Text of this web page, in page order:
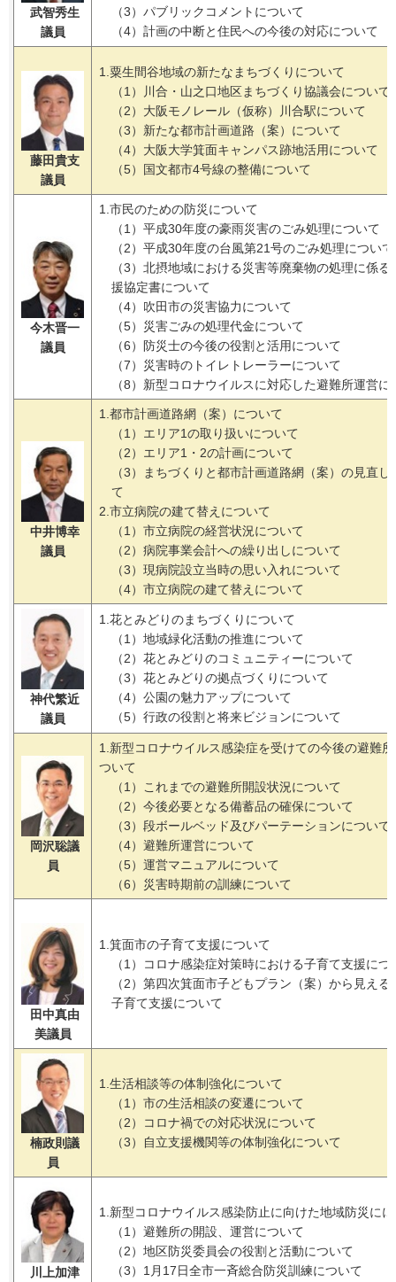
武智秀生
議員
（3）パブリックコメントについて
（4）計画の中断と住民への今後の対応について
藤田貴支
議員
1.粟生間谷地域の新たなまちづくりについて
（1）川合・山之口地区まちづくり協議会について
（2）大阪モノレール（仮称）川合駅について
（3）新たな都市計画道路（案）について
（4）大阪大学箕面キャンパス跡地活用について
（5）国文都市4号線の整備について
今木晋一
議員
1.市民のための防災について
（1）平成30年度の豪雨災害のごみ処理について
（2）平成30年度の台風第21号のごみ処理について
（3）北摂地域における災害等廃棄物の処理に係る
援協定書について
（4）吹田市の災害協力について
（5）災害ごみの処理代金について
（6）防災士の今後の役割と活用について
（7）災害時のトイレトレーラーについて
（8）新型コロナウイルスに対応した避難所運営に
中井博幸
議員
1.都市計画道路網（案）について
（1）エリア1の取り扱いについて
（2）エリア1・2の計画について
（3）まちづくりと都市計画道路網（案）の見直し
て
2.市立病院の建て替えについて
（1）市立病院の経営状況について
（2）病院事業会計への繰り出しについて
（3）現病院設立当時の思い入れについて
（4）市立病院の建て替えについて
神代繁近
議員
1.花とみどりのまちづくりについて
（1）地域緑化活動の推進について
（2）花とみどりのコミュニティーについて
（3）花とみどりの拠点づくりについて
（4）公園の魅力アップについて
（5）行政の役割と将来ビジョンについて
岡沢聡議
員
1.新型コロナウイルス感染症を受けての今後の避難
ついて
（1）これまでの避難所開設状況について
（2）今後必要となる備蓄品の確保について
（3）段ボールベッド及びパーテーションについて
（4）避難所運営について
（5）運営マニュアルについて
（6）災害時期前の訓練について
田中真由
美議員
1.箕面市の子育て支援について
（1）コロナ感染症対策時における子育て支援につ
（2）第四次箕面市子どもプラン（案）から見える
子育て支援について
楠政則議
員
1.生活相談等の体制強化について
（1）市の生活相談の変遷について
（2）コロナ禍での対応状況について
（3）自立支援機関等の体制強化について
川上加津
1.新型コロナウイルス感染防止に向けた地域防災に
（1）避難所の開設、運営について
（2）地区防災委員会の役割と活動について
（3）1月17日全市一斉総合防災訓練について